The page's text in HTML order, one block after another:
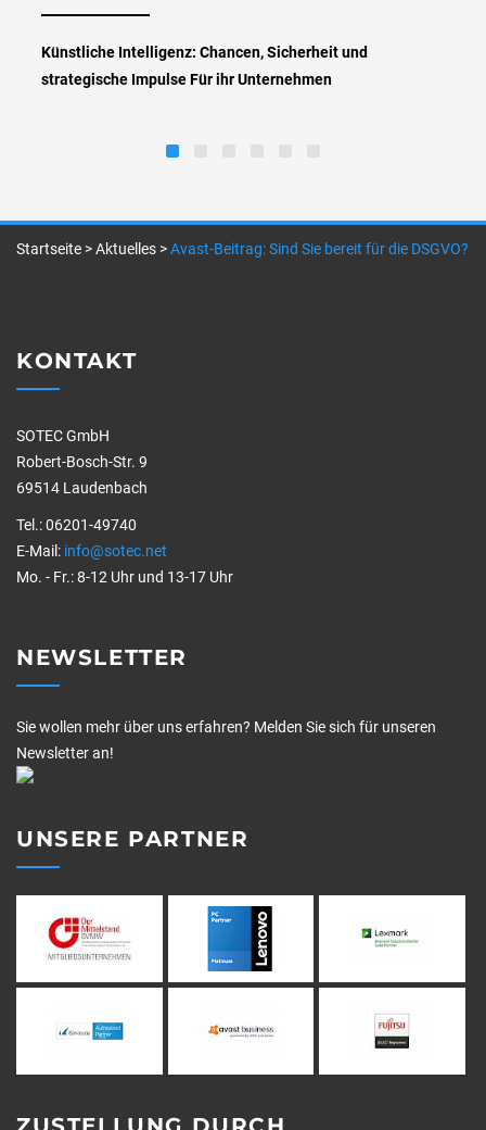
Künstliche Intelligenz: Chancen, Sicherheit und
strategische Impulse Für ihr Unternehmen
Startseite >Aktuelles >Avast-Beitrag: Sind Sie bereit für die DSGVO?
KONTAKT
SOTEC GmbH
Robert-Bosch-Str. 9
69514 Laudenbach
Tel.: 06201-49740
E-Mail: info@sotec.net
Mo. - Fr.: 8-12 Uhr und 13-17 Uhr
NEWSLETTER
Sie wollen mehr über uns erfahren? Melden Sie sich für unseren
Newsletter an!
UNSERE PARTNER